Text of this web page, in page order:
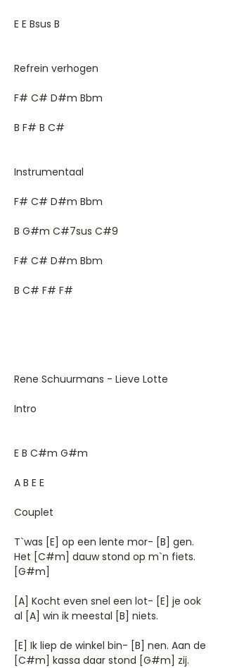
E E Bsus B
Refrein verhogen
F# C# D#m Bbm
B F# B C#
Instrumentaal
F# C# D#m Bbm
B G#m C#7sus C#9
F# C# D#m Bbm
B C# F# F#
Rene Schuurmans - Lieve Lotte
Intro
E B C#m G#m
A B E E
Couplet
T`was [E] op een lente mor- [B] gen.
Het [C#m] dauw stond op m`n fiets.
[G#m]
[A] Kocht even snel een lot- [E] je ook
al [A] win ik meestal [B] niets.
[E] Ik liep de winkel bin- [B] nen. Aan de
[C#m] kassa daar stond [G#m] zij.